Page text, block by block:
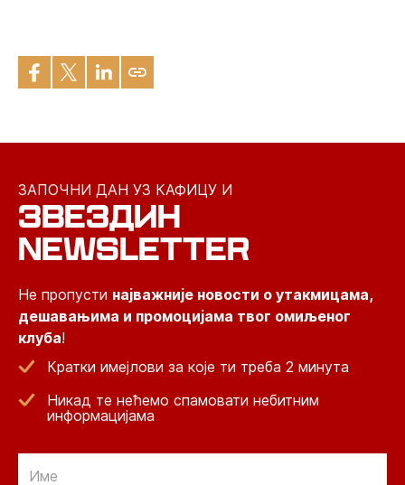
ЗАПОЧНИ ДАН УЗ КАФИЦУ И
ЗВЕЗДИН
NEWSLETTER
Не пропусти најважније новости о утакмицама,
дешавањима и промоцијама твог омиљеног
клуба!
Кратки имејлови за које ти треба 2 минута
Никад те нећемо спамовати небитним
информацијама